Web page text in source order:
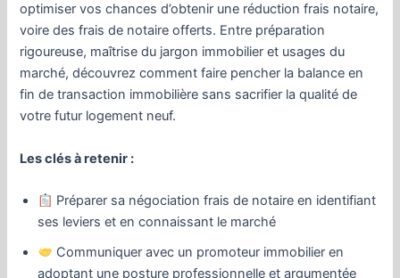
optimiser vos chances d’obtenir une réduction frais notaire,
voire des frais de notaire offerts. Entre préparation
rigoureuse, maîtrise du jargon immobilier et usages du
marché, découvrez comment faire pencher la balance en
fin de transaction immobilière sans sacrifier la qualité de
votre futur logement neuf.
Les clés à retenir :
Préparer sa négociation frais de notaire en identifiant
ses leviers et en connaissant le marché
Communiquer avec un promoteur immobilier en
adoptant une posture professionnelle et argumentée